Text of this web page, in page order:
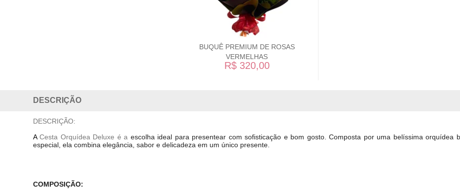
BUQUÊ PREMIUM DE ROSAS
VERMELHAS
R$ 320,00
DESCRIÇÃO
DESCRIÇÃO:
ACesta Orquídea Deluxe é a escolha ideal para presentear com sofisticação e bom gosto. Composta por uma belíssimaorquídea
especial, ela combina elegância, sabor e delicadeza em um único presente.
COMPOSIÇÃO: